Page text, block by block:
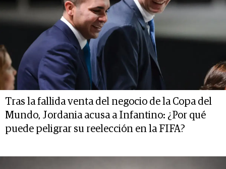
Tras la fallida venta del negocio de la Copa del
Mundo, Jordania acusa a Infantino: ¿Por qué
puede peligrar su reelección en la FIFA?